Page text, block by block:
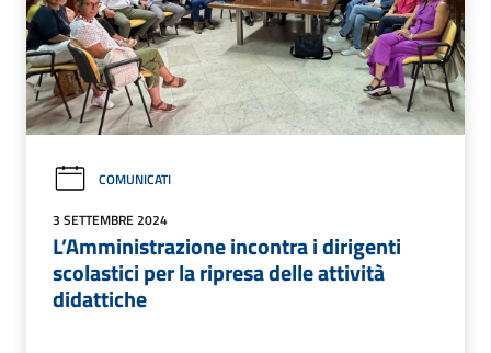
COMUNICATI
3 SETTEMBRE 2024
L’Amministrazione incontra i dirigenti
scolastici per la ripresa delle attività
didattiche